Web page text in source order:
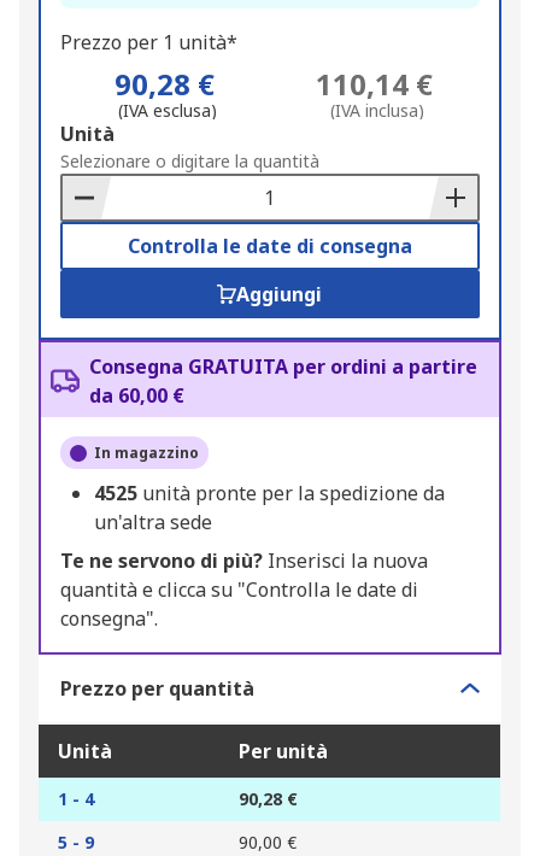
Prezzo per 1 unità*
90,28 €
(IVA esclusa)
110,14 €
(IVA inclusa)
Add
to
Basket
Unità
Selezionare o digitare la quantità
Controlla le date di consegna
Aggiungi
Consegna GRATUITA per ordini a partire
da 60,00 €
In magazzino
4525 unità pronte per la spedizione da
un'altra sede
Te ne servono di più? Inserisci la nuova
quantità e clicca su "Controlla le date di
consegna".
Prezzo per quantità
Unità Per unità
1 - 4
90,28 €
5 - 9
90,00 €